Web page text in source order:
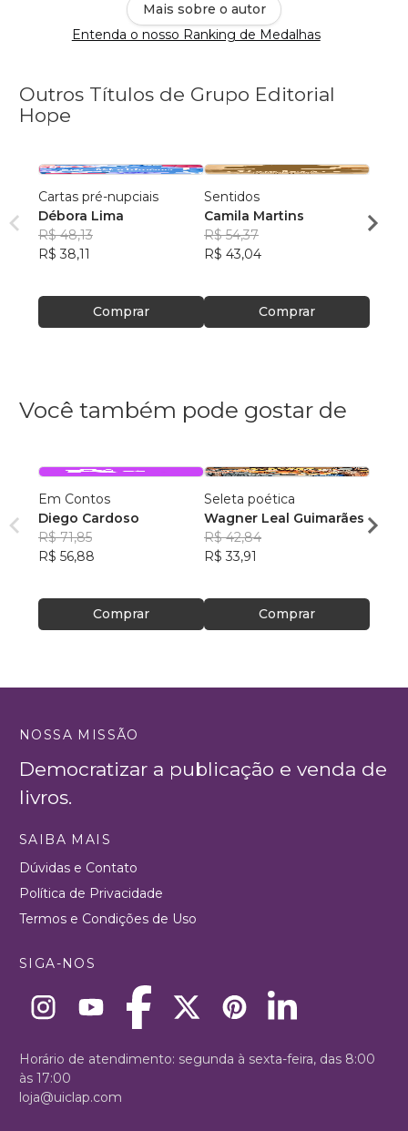
Mais sobre o autor
Entenda o nosso Ranking de Medalhas
Outros Títulos de Grupo Editorial
Hope
Cartas pré-nupciais
Débora Lima
R$ 48,13
R$ 38,11
Comprar
Sentidos
Camila Martins
R$ 54,37
R$ 43,04
Comprar
R$
Você também pode gostar de
Em Contos
Diego Cardoso
R$ 71,85
R$ 56,88
Comprar
Seleta poética
Wagner Leal Guimarães
R$ 42,84
R$ 33,91
Comprar
ainda
Carla
NOSSA MISSÃO
Democratizar a publicação e venda de
livros.
SAIBA MAIS
Dúvidas e Contato
Política de Privacidade
Termos e Condições de Uso
SIGA-NOS
Horário de atendimento: segunda à sexta-feira, das 8:00
às 17:00
loja@uiclap.com